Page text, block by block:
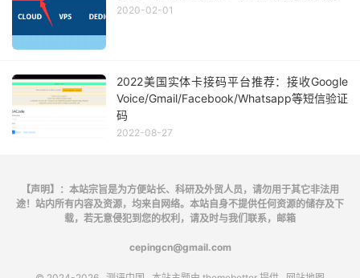
2020-02-01
2022美国实体卡接码平台推荐：接收Google
Voice/Gmail/Facebook/Whatsapp等短信验证
码
2022-08-27
【声明】：本站宗旨是为方便站长、科研及外贸人员，请勿用于其它非法用
途！站内所有内容及资源，均来自网络。本站自身不提供任何资源的储存及下
载，若无意侵犯到您的权利，请及时与我们联系，邮箱
cepingcn@gmail.com